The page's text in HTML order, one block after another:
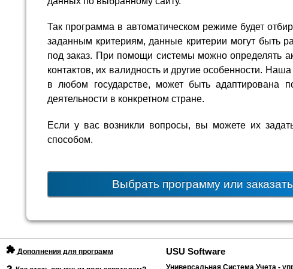
Так программа в автоматическом режиме будет
заданным критериям, данные критерии могут быть
под заказ. При помощи системы можно определять
контактов, их валидность и другие особенности.
в любом государстве, может быть адаптирована
деятельности в конкретном стране.
Если у вас возникли вопросы, вы можете их
способом.
Выбрать программу или
Дополнения для программ USU Software
Универсальная Система Учета -